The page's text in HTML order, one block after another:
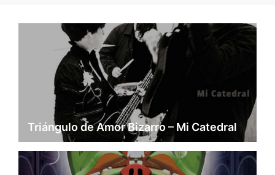
Triángulo de Amor Bizarro – Mi Catedral